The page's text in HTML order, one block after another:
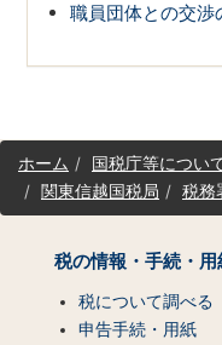
職員団体との交渉
サ
イホーム 国税庁等につい
関東信越国税局
税務
税の情報・手続・用
税について調べる
申告手続・用紙